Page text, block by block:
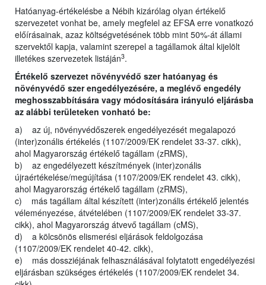
Hatóanyag-értékelésbe a Nébih kizárólag olyan értékelő
szervezetet vonhat be, amely megfelel az EFSA erre vonatkozó
előírásainak, azaz költségvetésének több mint 50%-át állami
szervektől kapja, valamint szerepel a tagállamok által kijelölt
illetékes szervezetek listáján3.
Értékelő szervezet növényvédő szer hatóanyag és
növényvédő szer engedélyezésére, a meglévő engedély
meghosszabbítására vagy módosítására irányuló eljárásba
az alábbi területeken vonható be:
a) az új, növényvédőszerek engedélyezését megalapozó
(inter)zonális értékelés (1107/2009/EK rendelet 33-37. cikk),
ahol Magyarország értékelő tagállam (zRMS),
b) az engedélyezett készítmények (inter)zonális
újraértékelése/megújítása (1107/2009/EK rendelet 43. cikk),
ahol Magyarország értékelő tagállam (zRMS),
c) más tagállam által készített (inter)zonális értékelő jelentés
véleményezése, átvételében (1107/2009/EK rendelet 33-37.
cikk), ahol Magyarország átvevő tagállam (cMS),
d) a kölcsönös elismerési eljárások feldolgozása
(1107/2009/EK rendelet 40-42. cikk),
e) más dossziéjának felhasználásával folytatott engedélyezési
eljárásban szükséges értékelés (1107/2009/EK rendelet 34.